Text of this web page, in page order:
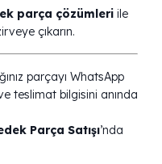
parça çözümleri ile
çıkarın.
parçayı WhatsApp
teslimat bilgisini anında
Parça Satışı’nda